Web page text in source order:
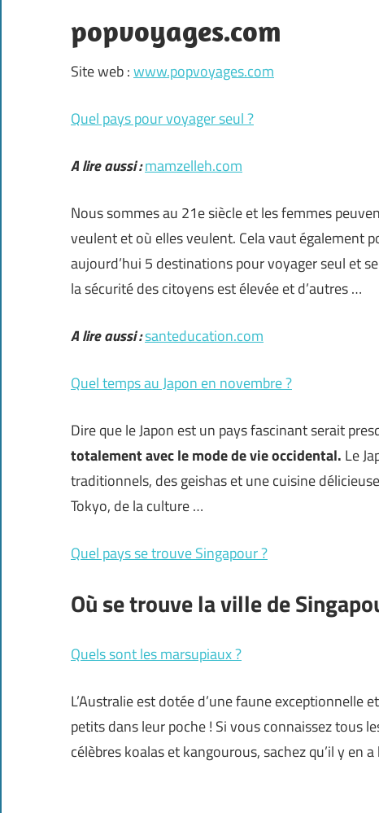
popvoyages.com
Site web :www.popvoyages.com
Quel pays pour voyager seul ?
A lire aussi :mamzelleh.com
Nous sommes au 21e siècle et les femmes
veulent et où elles veulent. Cela vaut également
aujourd’hui 5 destinations pour voyager seul et
la sécurité des citoyens est élevée et d’autres …
A lire aussi :santeducation.com
Quel temps au Japon en novembre ?
Dire que le Japon est un pays fascinant serait
totalement avec le mode de vie occidental. Le
traditionnels, des geishas et une cuisine
Tokyo, de la culture …
Quel pays se trouve Singapour ?
Où se trouve la ville de
Quels sont les marsupiaux ?
L’Australie est dotée d’une faune exceptionnelle
petits dans leur poche ! Si vous connaissez tous
célèbres koalas et kangourous, sachez qu’il y en